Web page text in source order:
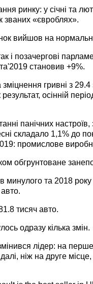
ринку: у січні та
званих «євроблях».
вийшов на
і позачергові
становив +9%.
гривні з
осінній
панічних
складало 1,1% до
промислове
обгрунтоване
та 2018
тисяч авто.
одразу кілька змін.
лідер: на
ніж на друге